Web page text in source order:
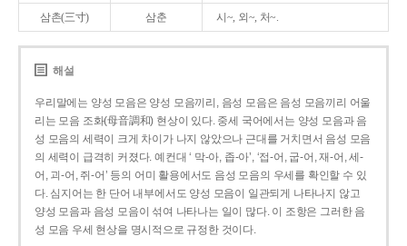
삼촌(三寸) 삼춘 시~, 외~, 처~.
해설
우리말에는 양성 모음은 양성 모음끼리, 음성 모음은 음성 모음끼리 어울
리는 모음 조화(母音調和) 현상이 있다. 중세 국어에서는 양성 모음과 음
성 모음의 세력이 크게 차이가 나지 않았으나 근대를 거치면서 음성 모음
의 세력이 급격히 커졌다. 예컨대 ‘ 막-아, 좁-아’, ‘접-어, 굽-어, 재-어, 세-
어, 괴-어, 쥐-어’ 등의 어미 활용에서도 음성 모음의 우세를 확인할 수 있
다. 심지어는 한 단어 내부에서도 양성 모음이 일관되게 나타나지 않고
양성 모음과 음성 모음이 섞여 나타나는 일이 많다. 이 조항은 그러한 음
성 모음 우세 현상을 명시적으로 규정한 것이다.